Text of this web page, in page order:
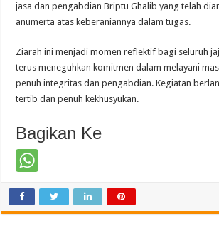
jasa dan pengabdian Briptu Ghalib yang telah
anumerta atas keberaniannya dalam tugas.
Ziarah ini menjadi momen reflektif bagi seluruh
terus meneguhkan komitmen dalam melayani
penuh integritas dan pengabdian. Kegiatan
tertib dan penuh kekhusyukan.
Bagikan Ke